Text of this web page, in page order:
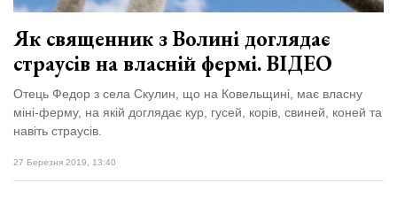
Як священник з Волині доглядає
страусів на власній фермі. ВІДЕО
Отець Федор з села Скулин, що на Ковельщині, має власну
міні-ферму, на якій доглядає кур, гусей, корів, свиней, коней та
навіть страусів.
27 Березня 2019, 13:40